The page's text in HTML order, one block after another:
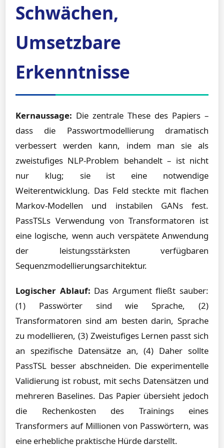
Schwächen,
Umsetzbare
Erkenntnisse
Kernaussage: Die zentrale These des Papiers –
dass die Passwortmodellierung dramatisch
verbessert werden kann, indem man sie als
zweistufiges NLP-Problem behandelt – ist nicht
nur klug; sie ist eine notwendige
Weiterentwicklung. Das Feld steckte mit flachen
Markov-Modellen und instabilen GANs fest.
PassTSLs Verwendung von Transformatoren ist
eine logische, wenn auch verspätete Anwendung
der leistungsstärksten verfügbaren
Sequenzmodellierungsarchitektur.
Logischer Ablauf: Das Argument fließt sauber:
(1) Passwörter sind wie Sprache, (2)
Transformatoren sind am besten darin, Sprache
zu modellieren, (3) Zweistufiges Lernen passt sich
an spezifische Datensätze an, (4) Daher sollte
PassTSL besser abschneiden. Die experimentelle
Validierung ist robust, mit sechs Datensätzen und
mehreren Baselines. Das Papier übersieht jedoch
die Rechenkosten des Trainings eines
Transformers auf Millionen von Passwörtern, was
eine erhebliche praktische Hürde darstellt.